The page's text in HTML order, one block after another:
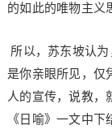
的如此的唯物主义
所以，苏东坡认
是你亲眼所见，仅
人的宣传，说教，
《日喻》一文中